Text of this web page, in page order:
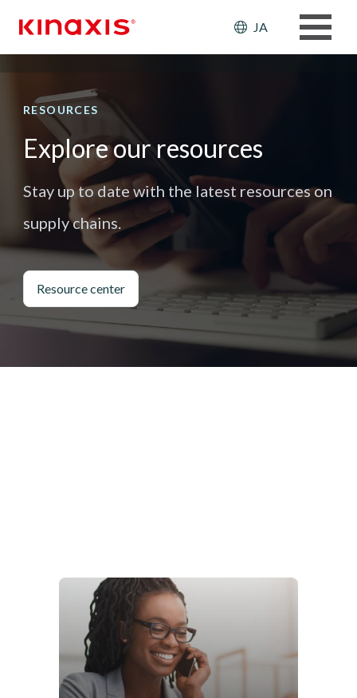
Header:
JA
RESOURCES
Explore our resources
Stay up to date with the latest resources on
supply chains.
Resource center